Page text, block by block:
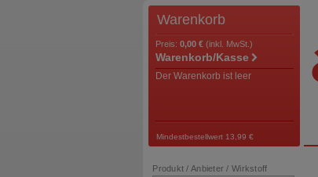
Warenkorb
Preis: 0,00 € (inkl. MwSt.)
Warenkorb/Kasse
Der Warenkorb ist leer
Mindestbestellwert 13,99 €
Produkt / Anbieter / Wirkstoff